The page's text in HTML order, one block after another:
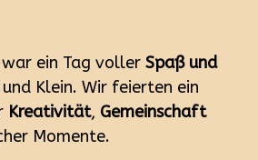
ein Tag voller Spaß und
Klein. Wir feierten ein
Kreativität, Gemeinschaft
Momente.